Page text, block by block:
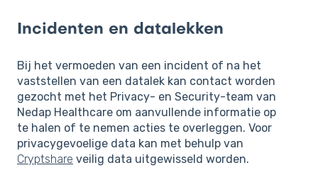
Incidenten en datalekken
Bij het vermoeden van een incident of na het
vaststellen van een datalek kan contact worden
gezocht met het Privacy- en Security-team van
Nedap Healthcare om aanvullende informatie op
te halen of te nemen acties te overleggen. Voor
privacygevoelige data kan met behulp van
Cryptshare veilig data uitgewisseld worden.